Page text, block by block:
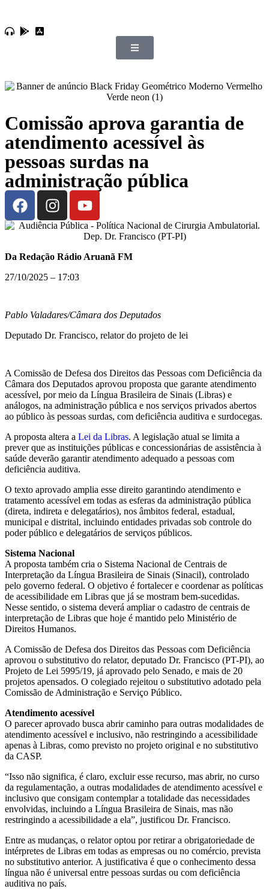
Comissão aprova garantia de
atendimento acessível às
pessoas surdas na
administração pública
Da Redação Rádio Aruanã FM
27/10/2025 – 17:03
Pablo Valadares/Câmara dos Deputados
Deputado Dr. Francisco, relator do projeto de lei
A Comissão de Defesa dos Direitos das Pessoas com Deficiência da
Câmara dos Deputados aprovou proposta que garante atendimento
acessível, por meio da Língua Brasileira de Sinais (Libras) e
análogos, na administração pública e nos serviços privados abertos
ao público às pessoas surdas, com deficiência auditiva e surdocegas.
A proposta altera a Lei da Libras. A legislação atual se limita a
prever que as instituições públicas e concessionárias de assistência à
saúde deverão garantir atendimento adequado a pessoas com
deficiência auditiva.
O texto aprovado amplia esse direito garantindo atendimento e
tratamento acessível em todas as esferas da administração pública
(direta, indireta e delegatários), nos âmbitos federal, estadual,
municipal e distrital, incluindo entidades privadas sob controle do
poder público e delegatários de serviços públicos.
Sistema Nacional
A proposta também cria o Sistema Nacional de Centrais de
Interpretação da Língua Brasileira de Sinais (Sinacil), controlado
pelo governo federal. O objetivo é fortalecer e coordenar as políticas
de acessibilidade em Libras que já se mostram bem-sucedidas.
Nesse sentido, o sistema deverá ampliar o cadastro de centrais de
interpretação de Libras que hoje é mantido pelo Ministério de
Direitos Humanos.
A Comissão de Defesa dos Direitos das Pessoas com Deficiência
aprovou o substitutivo do relator, deputado Dr. Francisco (PT-PI), ao
Projeto de Lei 5995/19, já aprovado pelo Senado, e mais de 20
projetos apensados. O colegiado rejeitou o substitutivo adotado pela
Comissão de Administração e Serviço Público.
Atendimento acessível
O parecer aprovado busca abrir caminho para outras modalidades de
atendimento acessível e inclusivo, não restringindo a acessibilidade
apenas à Libras, como previsto no projeto original e no substitutivo
da CASP.
“Isso não significa, é claro, excluir esse recurso, mas abrir, no curso
da regulamentação, a outras modalidades de atendimento acessível e
inclusivo que consigam contemplar a totalidade das necessidades
envolvidas, incluindo a Língua Brasileira de Sinais, mas não
restringindo a acessibilidade a ela”, justificou Dr. Francisco.
Entre as mudanças, o relator optou por retirar a obrigatoriedade de
intérpretes de Libras em todas as empresas ou no comércio, prevista
no substitutivo anterior. A justificativa é que o conhecimento dessa
língua não é universal entre pessoas surdas ou com deficiência
auditiva no país.